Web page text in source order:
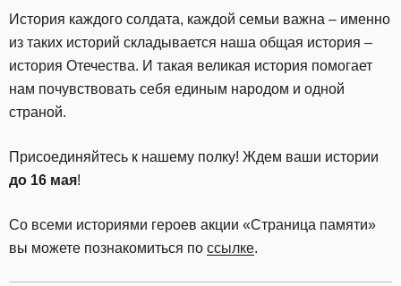
История каждого солдата, каждой семьи важна – именно
из таких историй складывается наша общая история –
история Отечества. И такая великая история помогает
нам почувствовать себя единым народом и одной
страной.
Присоединяйтесь к нашему полку! Ждем ваши истории
до 16 мая!
Со всеми историями героев акции «Страница памяти»
вы можете познакомиться по ссылке.